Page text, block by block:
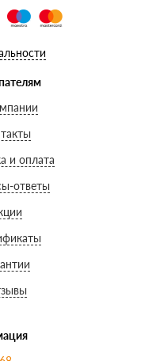
и оплата
ответы